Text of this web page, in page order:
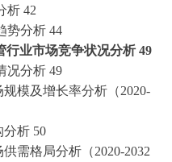
析 42
势分析 44
行业市场竞争状况分析 49
况分析 49
规模及增长率分析（2020-
分析 50
供需格局分析（2020-2032